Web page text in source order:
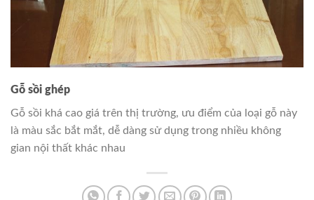
Gỗ sồi ghép
Gỗ sồi khá cao giá trên thị trường, ưu điểm của loại gỗ này
là màu sắc bắt mắt, dễ dàng sử dụng trong nhiều không
gian nội thất khác nhau